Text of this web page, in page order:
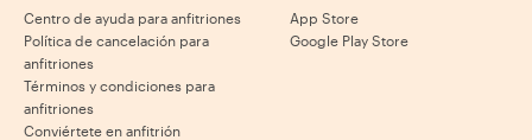
Centro de ayuda para anfitriones
Política de cancelación para
anfitriones
Términos y condiciones para
anfitriones
Conviértete en anfitrión
App Store
Google Play Store